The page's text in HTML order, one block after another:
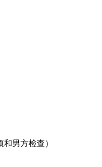
男方检查）